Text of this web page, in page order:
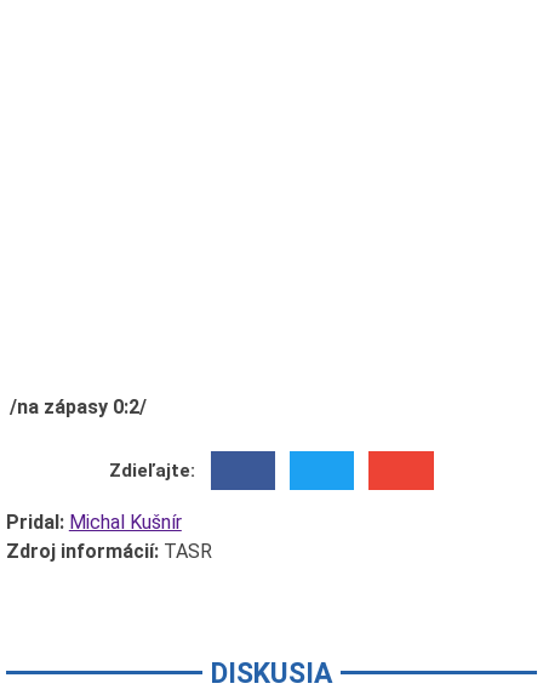
/na zápasy 0:2/
Zdieľajte:
Pridal: Michal Kušnír
Zdroj informácií:TASR
DISKUSIA